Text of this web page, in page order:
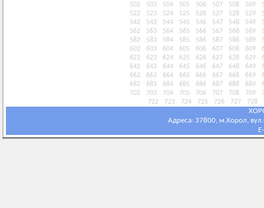
502
503 504 505 506 507 508 509
522
523 524 525 526 527 528 529
542
543 544 545 546 547 548 549
562
563 564 565 566 567 568 569
582
583 584 585 586 587 588 589
602
603 604 605 606 607 608 609
622
623 624 625 626 627 628 629
642
643 644 645 646 647 648 649
662
663 664 665 666 667 668 669
682
683 684 685 686 687 688 689
702
703 704 705 706 707 708 709
722
723 724 725 726 727 728
Адреса: 37800, м.Хорол,